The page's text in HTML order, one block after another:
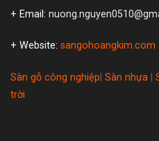
+ Email:
+ Website: sangohoangkim.com
Sàn gỗ công nghiệp Sàn nhựa
trời